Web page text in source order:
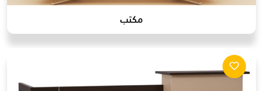
مكتب